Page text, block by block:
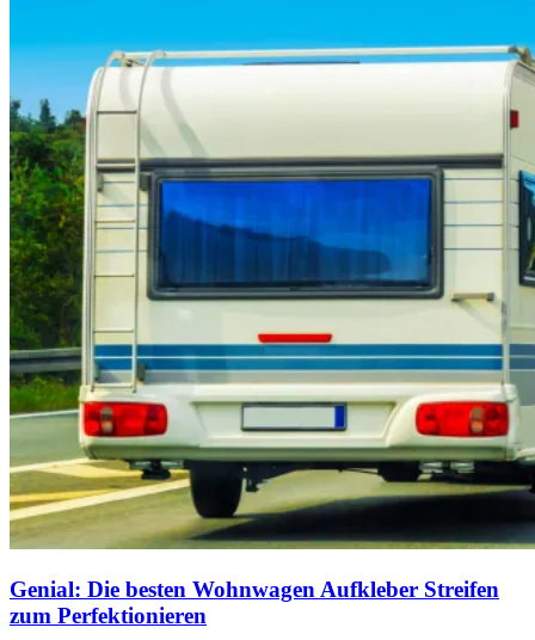
Genial: Die besten Wohnwagen Aufkleber Streifen
zum Perfektionieren